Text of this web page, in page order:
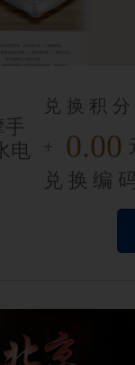
手
电
兑换积
+ 0.00
兑换编